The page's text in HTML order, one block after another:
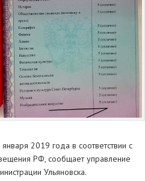
2019 года в соответствии с
РФ, сообщает управление
Ульяновска.